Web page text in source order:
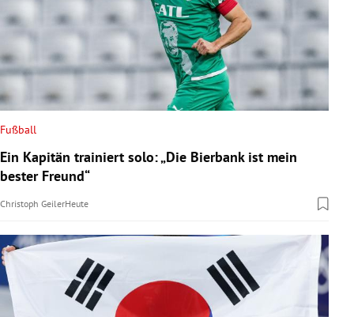
Fußball
Ein Kapitän trainiert solo: „Die Bierbank ist mein
bester Freund“
Christoph GeilerHeute